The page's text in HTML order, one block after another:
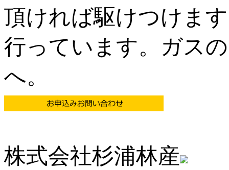
頂ければ駆けつけま
行っています。ガス
へ。
株式会社杉浦林産